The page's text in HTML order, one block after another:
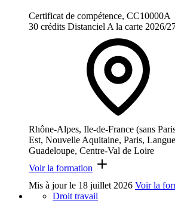
Certificat de compétence, CC10000A
30 crédits Distanciel A la carte 2026/
Rhône-Alpes, Ile-de-France (sans
Est, Nouvelle Aquitaine, Paris,
Guadeloupe, Centre-Val de Loire
Voir la formation
Mis à jour le 18 juillet 2026 Voir la
Droit travail